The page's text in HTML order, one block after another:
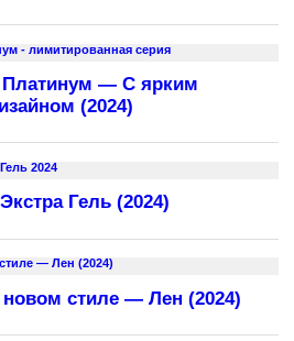
— С ярким
(2024)
Гель (2024)
стиле — Лен (2024)